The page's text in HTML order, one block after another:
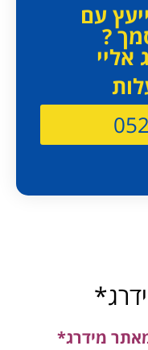
עם
?
אליי
מידרג*